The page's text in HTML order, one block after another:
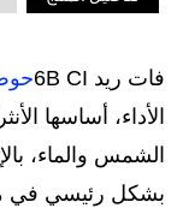
فات ريد 6B CI حوض
الأداء، أساسها
الشمس والماء،
بشكل رئيسي في